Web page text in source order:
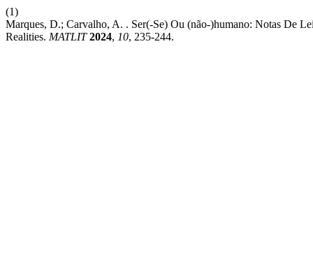
(1)
Marques, D.; Carvalho, A. . Ser(-Se) Ou (não-)humano: Notas De
Realities. MATLIT 2024, 10, 235-244.